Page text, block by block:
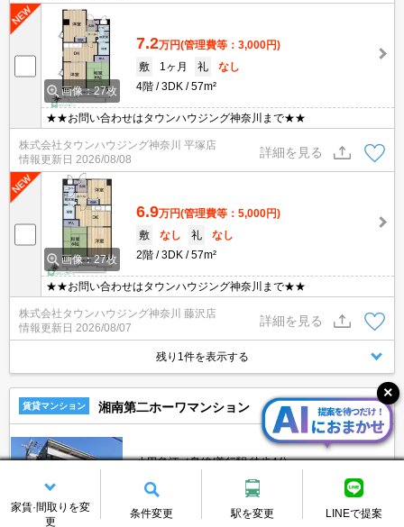
画像：27枚
7.2万円(管理費等：3,000円)
敷
1ヶ月 礼
なし
4階
3DK 57m²
★★お問い合わせはタウンハウジング神奈川まで★★
株式会社タウンハウジング神奈川 平塚店
情報更新日 2026/08/08
詳細を見る
画像：27枚
6.9万円(管理費等：5,000円)
敷
なし 礼
なし
2階
3DK 57m²
★★お問い合わせはタウンハウジング神奈川まで★★
株式会社タウンハウジング神奈川 藤沢店
情報更新日 2026/08/07
詳細を見る
残り1件を表示する
賃貸マンション 湘南第二ホーワマンション
小田急江ノ島線/善行駅 徒歩4分
神奈川県藤沢市善行６丁目
築28年
家賃·間取りを変
更
条件変更 駅を変更 LINEで提案